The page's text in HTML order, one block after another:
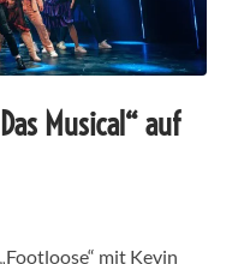
Musical“ auf
mit Kevin